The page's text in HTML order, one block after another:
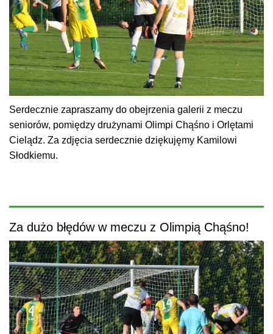
Serdecznie zapraszamy do obejrzenia galerii z meczu
seniorów, pomiędzy drużynami Olimpi Chąśno i Orlętami
Cielądz. Za zdjęcia serdecznie dziękujęmy Kamilowi
Słodkiemu.
Za dużo błędów w meczu z Olimpią Chąśno!